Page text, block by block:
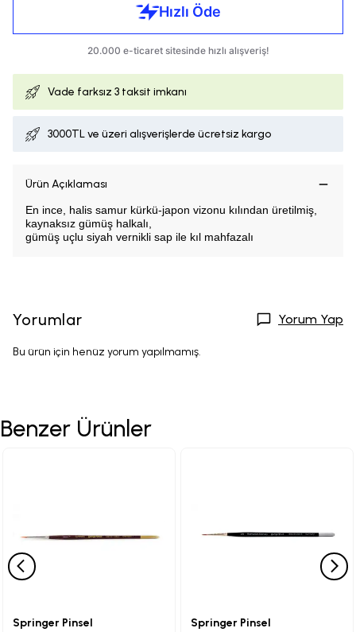
Vade farksız 3 taksit imkanı
3000TL ve üzeri alışverişlerde ücretsiz kargo
Ürün Açıklaması
En ince, halis samur kürkü-japon vizonu kılından üretilmiş,
kaynaksız gümüş halkalı,
gümüş uçlu siyah vernikli sap ile kıl mahfazalı
Yorumlar Yorum Yap
Bu ürün için henüz yorum yapılmamış.
Benzer Ürünler
Springer Pinsel Springer Pinsel